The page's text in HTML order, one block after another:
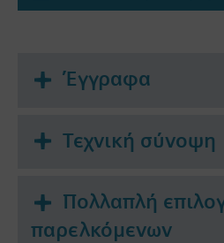
Έγγραφα
Τεχνική σύνοψη
Πολλαπλή
παρελκόμενων